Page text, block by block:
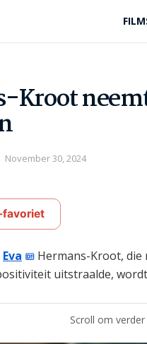
Kroot
November 30, 2024
favoriet
Eva
Hermans-Kroot,
uitstraalde,
Scroll om